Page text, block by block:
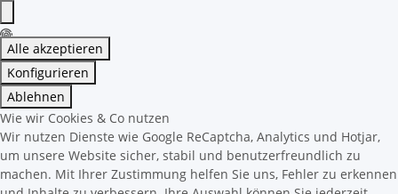
Alle akzeptieren
Konfigurieren
Ablehnen
Wie wir Cookies & Co nutzen
Wir nutzen Dienste wie Google ReCaptcha, Analytics und Hotjar,
um unsere Website sicher, stabil und benutzerfreundlich zu
machen. Mit Ihrer Zustimmung helfen Sie uns, Fehler zu erkennen